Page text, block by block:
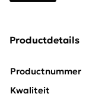
Productdetails
Productnummer
Kwaliteit